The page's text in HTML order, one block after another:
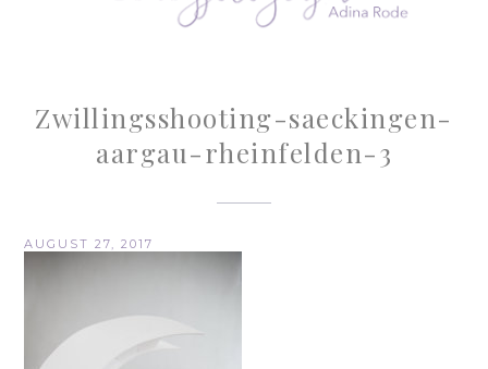
Zwillingsshooting-saeckingen-
aargau-rheinfelden-3
AUGUST 27, 2017